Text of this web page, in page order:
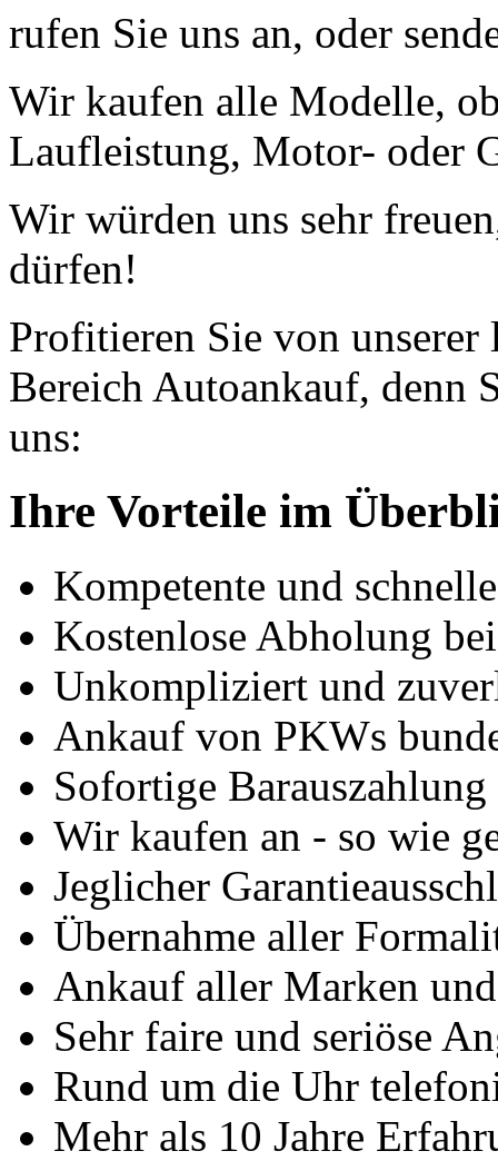
rufen Sie uns an, oder
Wir kaufen alle Modelle,
Laufleistung, Motor- oder
Wir würden uns sehr
dürfen!
Profitieren Sie von
Bereich Autoankauf, denn
uns:
Ihre Vorteile im
Kompetente und
Kostenlose Abholung
Unkompliziert und
Ankauf von PKWs
Sofortige
Wir kaufen an - so wie
Jeglicher
Übernahme aller
Ankauf aller Marken
Sehr faire und seriöse
Rund um die Uhr
Mehr als 10 Jahre